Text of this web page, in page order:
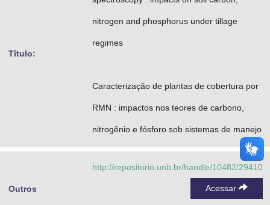
Título:
nitrogen and phosphorus under tillage
regimes
Caracterização de plantas de cobertura por
RMN : impactos nos teores de carbono,
nitrogênio e fósforo sob sistemas de manejo
Outros
http://repositorio.unb.br/handle/10482/29410
Acessar